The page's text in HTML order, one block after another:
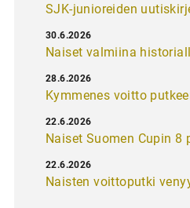
SJK-junioreiden
Naiset valmiina
30.6.2026
Kymmenes voitto
28.6.2026
Naiset Suomen Cupin 8
22.6.2026
Naisten voittoputki
22.6.2026